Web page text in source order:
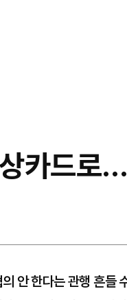
카드로
안 한다는 관행 흔들